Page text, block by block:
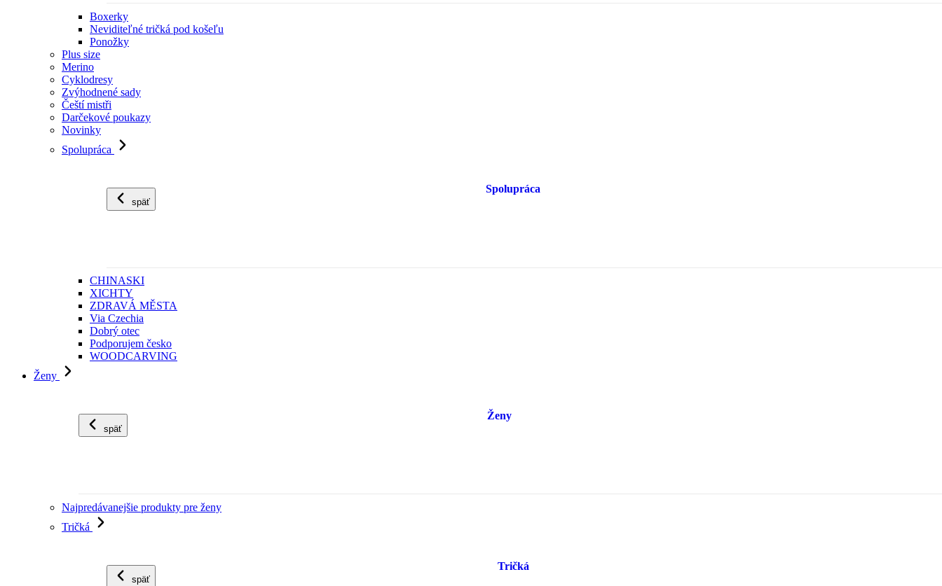
Boxerky
Neviditeľné tričká pod košeľu
Ponožky
Plus size
Merino
Cyklodresy
Zvýhodnené sady
Čeští mistři
Darčekové poukazy
Novinky
Spolupráca
späť
Spolupráca
CHINASKI
XICHTY
ZDRAVÁ MĚSTA
Via Czechia
Dobrý otec
Podporujem česko
WOODCARVING
Ženy
späť
Ženy
Najpredávanejšie produkty pre ženy
Tričká
späť
Tričká